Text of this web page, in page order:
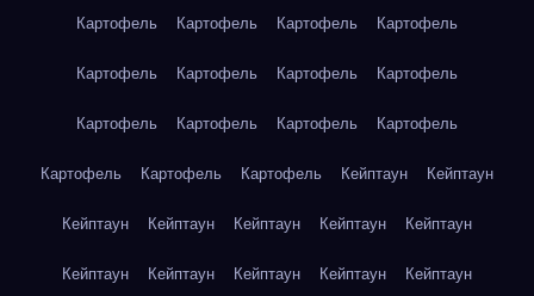
Картофель Картофель Картофель Картофель
Картофель Картофель Картофель Картофель
Картофель Картофель Картофель Картофель
Картофель Картофель Картофель Кейптаун Кейптаун
Кейптаун Кейптаун Кейптаун Кейптаун Кейптаун
Кейптаун Кейптаун Кейптаун Кейптаун Кейптаун